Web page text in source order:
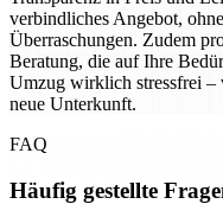
verbindliches Angebot,
Überraschungen. Zudem
Beratung, die auf Ihre
Umzug wirklich stressfrei –
neue Unterkunft.
FAQ
Häufig gestellte